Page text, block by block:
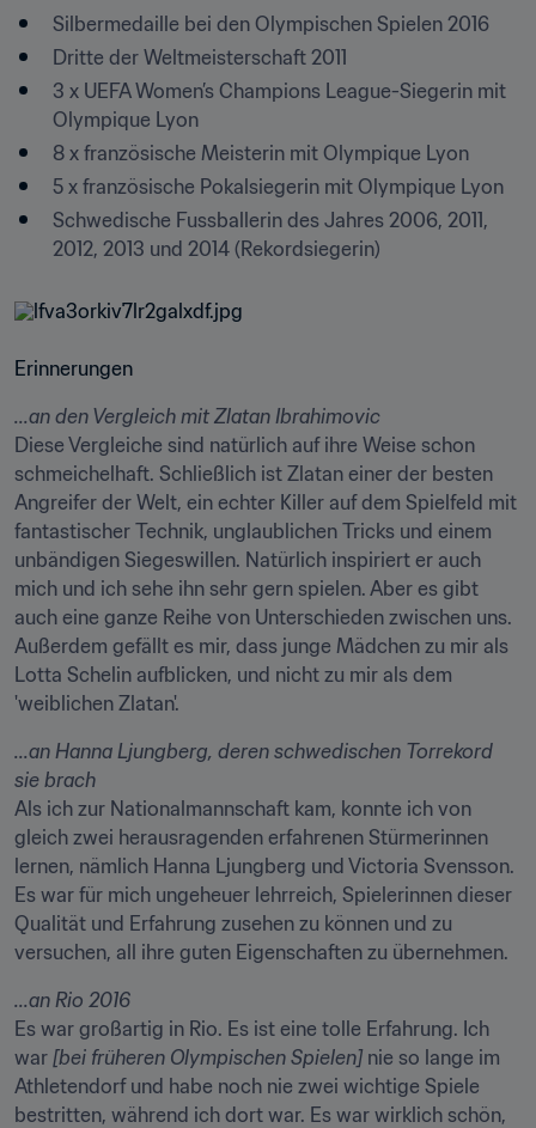
Silbermedaille bei den Olympischen Spielen 2016
Dritte der Weltmeisterschaft 2011
3 x UEFA Women’s Champions League-Siegerin mit
Olympique Lyon
8 x französische Meisterin mit Olympique Lyon
5 x französische Pokalsiegerin mit Olympique Lyon
Schwedische Fussballerin des Jahres 2006, 2011,
2012, 2013 und 2014 (Rekordsiegerin)
Erinnerungen
...an den Vergleich mit Zlatan Ibrahimovic
Diese Vergleiche sind natürlich auf ihre Weise schon
schmeichelhaft. Schließlich ist Zlatan einer der besten
Angreifer der Welt, ein echter Killer auf dem Spielfeld mit
fantastischer Technik, unglaublichen Tricks und einem
unbändigen Siegeswillen. Natürlich inspiriert er auch
mich und ich sehe ihn sehr gern spielen. Aber es gibt
auch eine ganze Reihe von Unterschieden zwischen uns.
Außerdem gefällt es mir, dass junge Mädchen zu mir als
Lotta Schelin aufblicken, und nicht zu mir als dem
'weiblichen Zlatan'.
...an Hanna Ljungberg, deren schwedischen Torrekord
sie brach
Als ich zur Nationalmannschaft kam, konnte ich von
gleich zwei herausragenden erfahrenen Stürmerinnen
lernen, nämlich Hanna Ljungberg und Victoria Svensson.
Es war für mich ungeheuer lehrreich, Spielerinnen dieser
Qualität und Erfahrung zusehen zu können und zu
versuchen, all ihre guten Eigenschaften zu übernehmen.
...an Rio 2016
Es war großartig in Rio. Es ist eine tolle Erfahrung. Ich
war [bei früheren Olympischen Spielen] nie so lange im
Athletendorf und habe noch nie zwei wichtige Spiele
bestritten, während ich dort war. Es war wirklich schön,